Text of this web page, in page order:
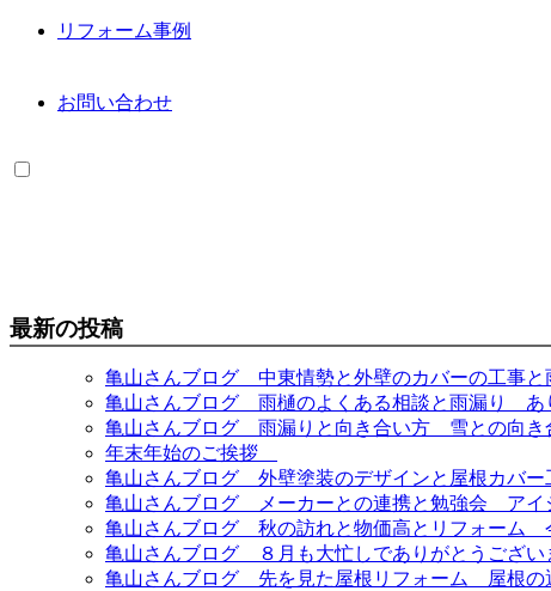
リフォーム事例
お問い合わせ
最新の投稿
亀山さんブログ 中東情勢と外壁のカバーの工事と
亀山さんブログ 雨樋のよくある相談と雨漏り あ
亀山さんブログ 雨漏りと向き合い方 雪との向き
年末年始のご挨拶
亀山さんブログ 外壁塗装のデザインと屋根カバ
亀山さんブログ メーカーとの連携と勉強会 アイ
亀山さんブログ 秋の訪れと物価高とリフォーム
亀山さんブログ ８月も大忙しでありがとうござい
亀山さんブログ 先を見た屋根リフォーム 屋根の